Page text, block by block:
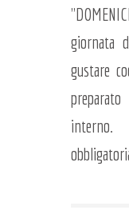
giornata
gustare